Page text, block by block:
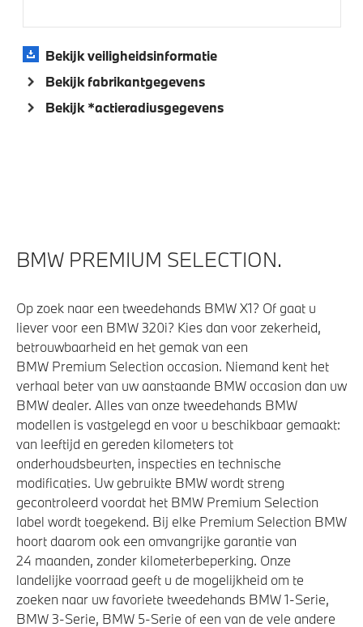
Veiligheid
Akoestische waarschuwing voor voetgangers
Actieve Voetgangersbescherming
Bekijk veiligheidsinformatie
Bekijk fabrikantgegevens
Bekijk *actieradiusgegevens
BMW PREMIUM SELECTION.
Op zoek naar een tweedehands BMW X1? Of gaat u
liever voor een BMW 320i? Kies dan voor zekerheid,
betrouwbaarheid en het gemak van een
BMW Premium Selection occasion. Niemand kent het
verhaal beter van uw aanstaande BMW occasion dan uw
BMW dealer. Alles van onze tweedehands BMW
modellen is vastgelegd en voor u beschikbaar gemaakt:
van leeftijd en gereden kilometers tot
onderhoudsbeurten, inspecties en technische
modificaties. Uw gebruikte BMW wordt streng
gecontroleerd voordat het BMW Premium Selection
label wordt toegekend. Bij elke Premium Selection BMW
hoort daarom ook een omvangrijke garantie van
24 maanden, zonder kilometerbeperking. Onze
landelijke voorraad geeft u de mogelijkheid om te
zoeken naar uw favoriete tweedehands BMW 1-Serie,
BMW 3-Serie, BMW 5-Serie of een van de vele andere